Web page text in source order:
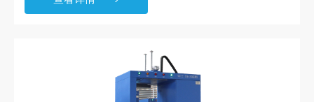
结果控制副传送机方向分拣衣物；单件测量模式下，当衣服放
动停转。在管理员模式下，可进行参数设置、物理和电气测